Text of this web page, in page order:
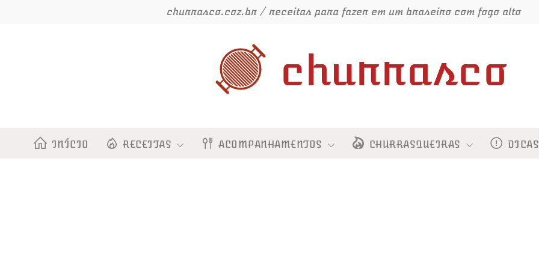
churrasco.coz.br / receitas para fazer em um braseiro com fogo alto
churrasco
INÍCIO RECEITAS ACOMPANHAMENTOS CHURRASQUEIRAS DICAS